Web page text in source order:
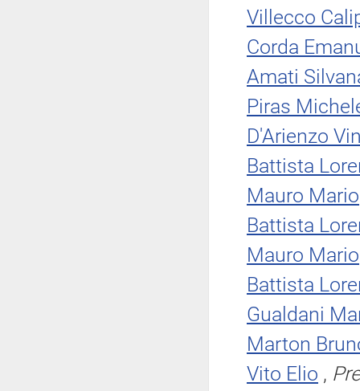
Villecco
Corda
Amati
Piras
D'Arienzo
Battista
Mauro Mario
Battista
Mauro Mario
Battista
Gualdani
Marton
Vito Elio ,